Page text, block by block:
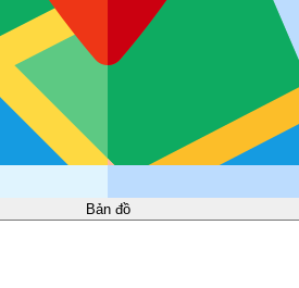
Bản đồ